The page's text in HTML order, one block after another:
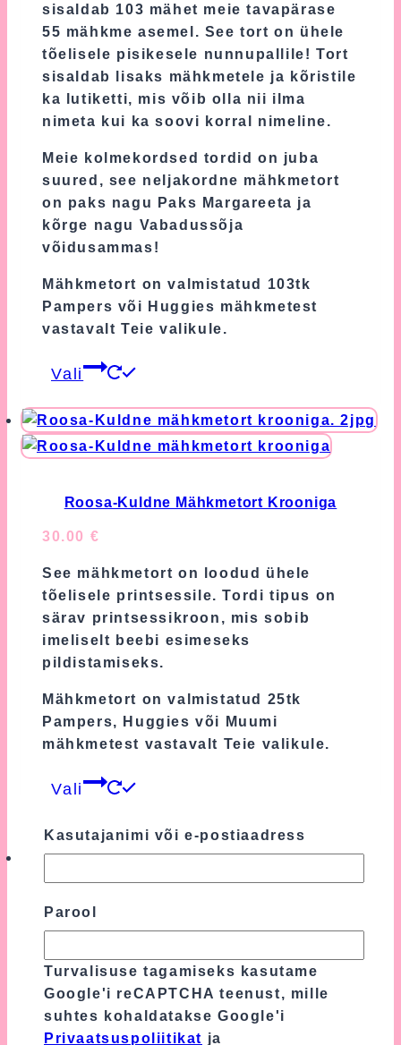
sisaldab 103 mähet meie tavapärase
55 mähkme asemel. See tort on ühele
tõelisele pisikesele nunnupallile! Tort
sisaldab lisaks mähkmetele ja kõristile
ka lutiketti, mis võib olla nii ilma
nimeta kui ka soovi korral nimeline.
Meie kolmekordsed tordid on juba
suured, see neljakordne mähkmetort
on paks nagu Paks Margareeta ja
kõrge nagu Vabadussõja
võidusammas!
Mähkmetort on valmistatud 103tk
Pampers või Huggies mähkmetest
vastavalt Teie valikule.
Vali
has
multiple
variants.
options
chosen
on
the
product
Roosa-Kuldne Mähkmetort Krooniga
30.00 €
See mähkmetort on loodud ühele
tõelisele printsessile. Tordi tipus on
särav printsessikroon, mis sobib
imeliselt beebi esimeseks
pildistamiseks.
Mähkmetort on valmistatud 25tk
Pampers, Huggies või Muumi
mähkmetest vastavalt Teie valikule.
Vali
multiple
may
be
chosen
on
the
Neljakordne Mähkmetort Käsitöö Karu Ja
Papudega
145.00 €
Kasutajanimi või e-postiaadress
Parool
Turvalisuse tagamiseks kasutame
Google'i reCAPTCHA teenust, mille
suhtes kohaldatakse Google'i
Privaatsuspoliitikat ja